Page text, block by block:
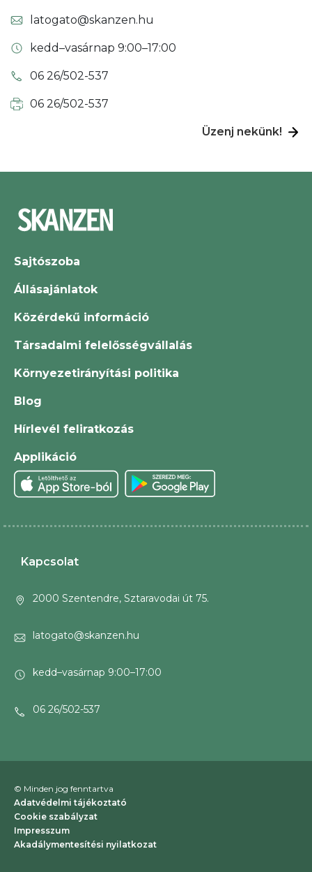
latogato@skanzen.hu
kedd–vasárnap 9:00–17:00
06 26/502-537
06 26/502-537
Üzenj nekünk!
Sajtószoba
Állásajánlatok
Közérdekű információ
Társadalmi felelősségvállalás
Környezetirányítási politika
Blog
Hírlevél feliratkozás
Applikáció
Kapcsolat
2000 Szentendre, Sztaravodai út 75.
latogato@skanzen.hu
kedd–vasárnap 9:00–17:00
06 26/502-537
© Minden jog fenntartva
Adatvédelmi tájékoztató
Cookie szabályzat
Impresszum
Akadálymentesítési nyilatkozat